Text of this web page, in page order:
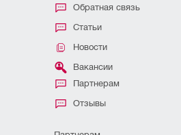
Обратная связь
Статьи
Новости
Вакансии
Партнерам
Отзывы